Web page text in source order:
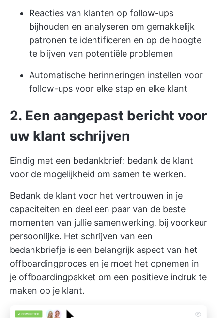
Reacties van klanten op follow-ups
bijhouden en analyseren om gemakkelijk
patronen te identificeren en op de hoogte
te blijven van potentiële problemen
Automatische herinneringen instellen voor
follow-ups voor elke stap en elke klant
2. Een aangepast bericht voor
uw klant schrijven
Eindig met een bedankbrief: bedank de klant
voor de mogelijkheid om samen te werken.
Bedank de klant voor het vertrouwen in je
capaciteiten en deel een paar van de beste
momenten van jullie samenwerking, bij voorkeur
persoonlijke. Het schrijven van een
bedankbriefje is een belangrijk aspect van het
offboardingproces en je moet het opnemen in
je offboardingpakket om een positieve indruk te
maken op je klant.